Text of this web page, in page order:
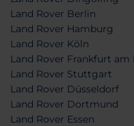
Land Rover Berlin
Land Rover Hamburg
Land Rover Köln
Land Rover Frankfurt am
Land Rover Stuttgart
Land Rover Düsseldorf
Land Rover Dortmund
Land Rover Essen